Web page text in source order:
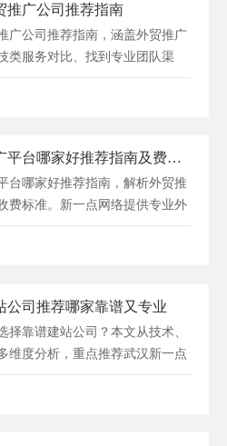
推广公司推荐指南
广公司推荐指南，涵盖外贸推广
类服务对比、找到专业团队渠
略及......
武汉外贸推广平台哪家好推荐指南及费用解析
台哪家好推荐指南，解析外贸推
费标准。新一点网络提供专业外
，......
公司推荐哪家靠谱又专业
择靠谱建站公司？本文从技术、
维度分析，重点推荐武汉新一点
外......